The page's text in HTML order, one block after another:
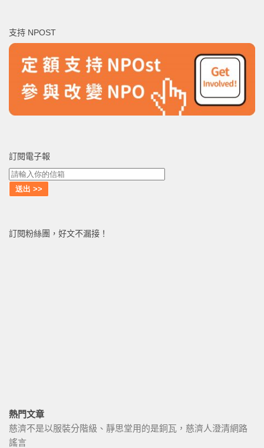
字:
支持 NPOST
訂閱電子報
訂閱粉絲團，好文不漏接！
熱門文章
慈濟不是以服裝分階級、靜思堂用的是銅瓦，慈濟人澄清網路
謠言